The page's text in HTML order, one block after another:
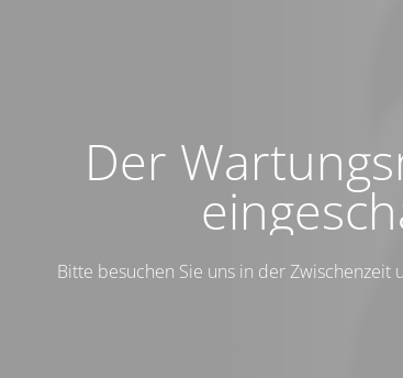
Der
Bitte besuchen Sie uns in der Zwischenzeit